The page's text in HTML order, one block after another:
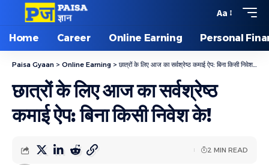
Aa
Home Career Online Earning Personal
Paisa Gyaan > Online Earning > छात्रों के लिए आज का सर्वश्रेष्ठ कमाई ऐप: बिना किसी निवेश के!
छात्रों के लिए आज का सर्वश्रेष्ठ
कमाई ऐप: बिना किसी निवेश के!
2 MIN READ